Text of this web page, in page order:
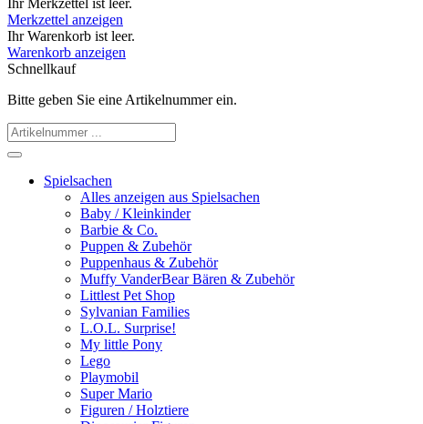
Ihr Merkzettel ist leer.
Merkzettel anzeigen
Ihr Warenkorb ist leer.
Warenkorb anzeigen
Schnellkauf
Bitte geben Sie eine Artikelnummer ein.
Spielsachen
Alles anzeigen aus Spielsachen
Baby / Kleinkinder
Barbie & Co.
Puppen & Zubehör
Puppenhaus & Zubehör
Muffy VanderBear Bären & Zubehör
Littlest Pet Shop
Sylvanian Families
L.O.L. Surprise!
My little Pony
Lego
Playmobil
Super Mario
Figuren / Holztiere